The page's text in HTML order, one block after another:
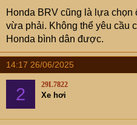
:
Honda BRV cũng là lựa chọn
vừa phải. Không thể yêu cầu
Honda bình dân được.
14:17 26/06/2025
2 29L7822
Xe hơi